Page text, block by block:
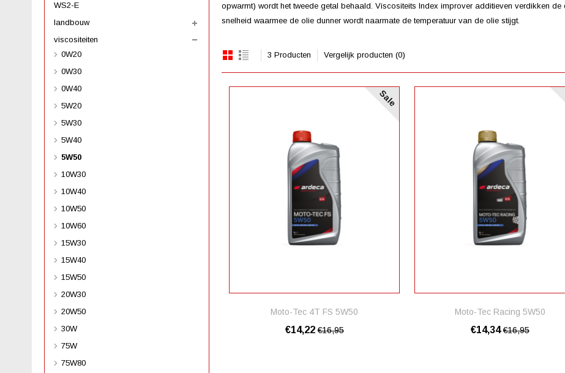
opwarmt) wordt het tweede getal behaald. Viscositeits Index improver additieven verdikken
snelheid waarmee de olie dunner wordt naarmate de temperatuur van de olie stijgt.
3 Producten Vergelijk producten (0)
Sale
Moto-Tec 4T FS 5W50
€14,22€16,95
Moto-Tec Racing 5W50
€14,34€16,95
WS2-E
landbouw
viscositeiten
0W20
0W30
0W40
5W20
5W30
5W40
5W50
10W30
10W40
10W50
10W60
15W30
15W40
15W50
20W30
20W50
30W
75W
75W80